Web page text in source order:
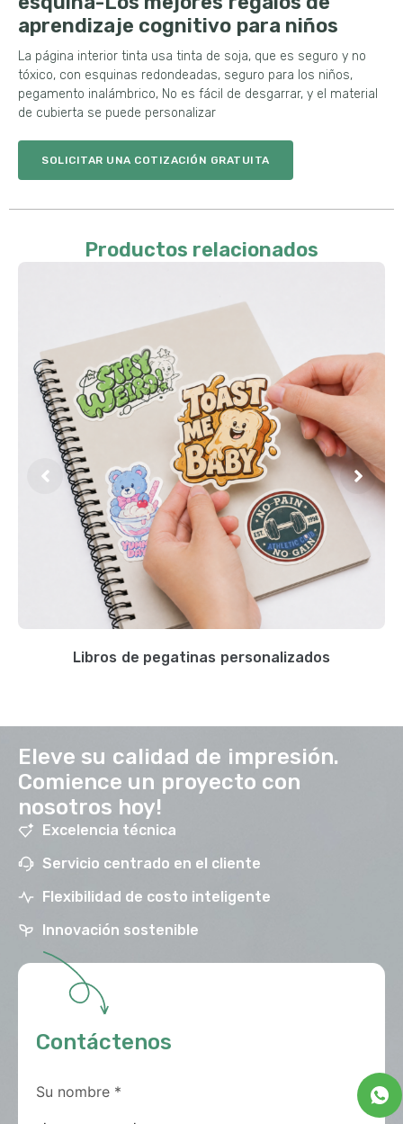
aprendizaje cognitivo para niños
La página interior tinta usa tinta de soja, que es seguro y no
tóxico, con esquinas redondeadas, seguro para los niños,
pegamento inalámbrico, No es fácil de desgarrar, y el material
de cubierta se puede personalizar
SOLICITAR UNA COTIZACIÓN GRATUITA
Productos relacionados
Libros de pegatinas personalizados
Eleve su calidad de impresión.
Comience un proyecto con
nosotros hoy!
Excelencia técnica
Servicio centrado en el cliente
Flexibilidad de costo inteligente
Innovación sostenible
Contáctenos
Su nombre *